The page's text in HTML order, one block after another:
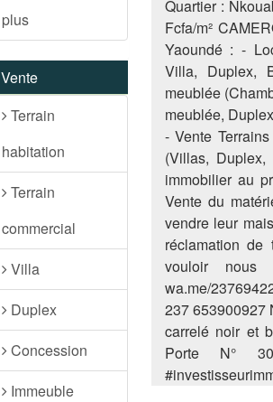
plus
Vente
Terrain
habitation
Terrain
commercial
Villa
Duplex
Concession
Immeuble
Quartier :
Fcfa/m²
Yaoundé : -
Villa, Duplex,
meublée
meublée,
- Vente
(Villas,
immobilier au
Vente du
vendre leur
réclamation
vouloir nous
wa.me/
237 653900927
carrelé noir et
Porte N°